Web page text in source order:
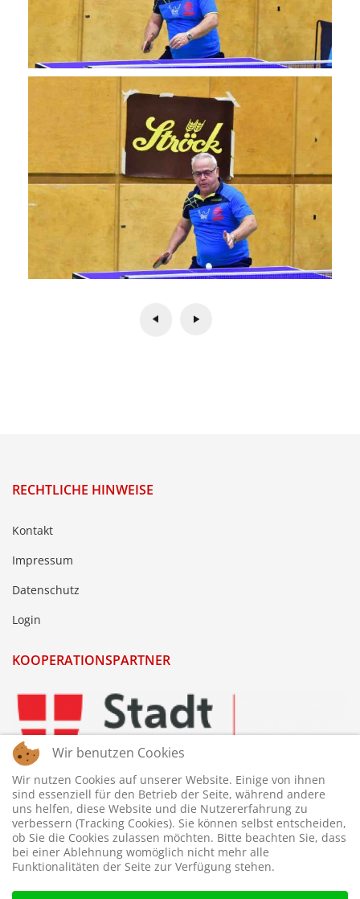
RECHTLICHE HINWEISE
Kontakt
Impressum
Datenschutz
Login
KOOPERATIONSPARTNER
Wir benutzen Cookies
Wir nutzen Cookies auf unserer Website. Einige von ihnen
sind essenziell für den Betrieb der Seite, während andere
uns helfen, diese Website und die Nutzererfahrung zu
verbessern (Tracking Cookies). Sie können selbst entscheiden,
ob Sie die Cookies zulassen möchten. Bitte beachten Sie, dass
bei einer Ablehnung womöglich nicht mehr alle
Funktionalitäten der Seite zur Verfügung stehen.